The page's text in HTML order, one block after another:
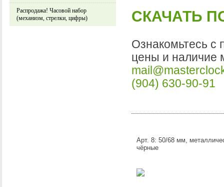
Распродажа! Часовой набор
(механизм, стрелки, цифры)
СКАЧАТЬ
Ознакомьтесь с
цены и наличие
(904) 630-90-91
Арт. 8: 50/68 мм,
чёрные